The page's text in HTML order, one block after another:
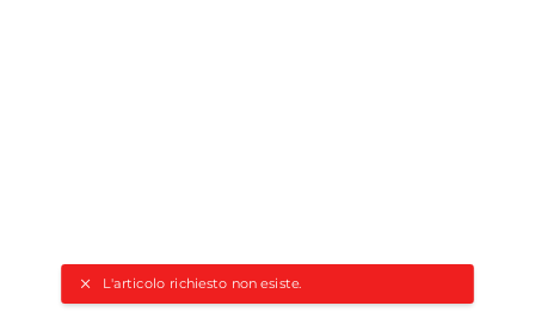
L'articolo richiesto non esiste.